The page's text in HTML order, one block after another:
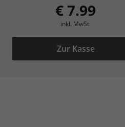
€ 7.99
inkl. MwSt.
Zur Kasse